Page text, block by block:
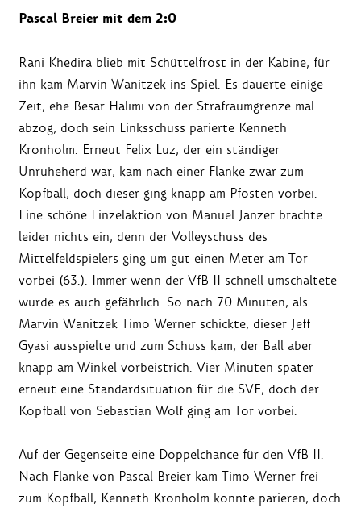
Pascal Breier mit dem 2:0
Rani Khedira blieb mit Schüttelfrost in der Kabine, für
ihn kam Marvin Wanitzek ins Spiel. Es dauerte einige
Zeit, ehe Besar Halimi von der Strafraumgrenze mal
abzog, doch sein Linksschuss parierte Kenneth
Kronholm. Erneut Felix Luz, der ein ständiger
Unruheherd war, kam nach einer Flanke zwar zum
Kopfball, doch dieser ging knapp am Pfosten vorbei.
Eine schöne Einzelaktion von Manuel Janzer brachte
leider nichts ein, denn der Volleyschuss des
Mittelfeldspielers ging um gut einen Meter am Tor
vorbei (63.). Immer wenn der VfB II schnell umschaltete
wurde es auch gefährlich. So nach 70 Minuten, als
Marvin Wanitzek Timo Werner schickte, dieser Jeff
Gyasi ausspielte und zum Schuss kam, der Ball aber
knapp am Winkel vorbeistrich. Vier Minuten später
erneut eine Standardsituation für die SVE, doch der
Kopfball von Sebastian Wolf ging am Tor vorbei.
Auf der Gegenseite eine Doppelchance für den VfB II.
Nach Flanke von Pascal Breier kam Timo Werner frei
zum Kopfball, Kenneth Kronholm konnte parieren, doch